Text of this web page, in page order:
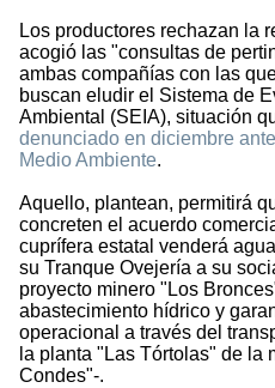
Los productores rechazan la
acogió las "consultas de
ambas compañías con las
buscan eludir el Sistema de
Ambiental (SEIA), situación
denunciado en diciembre
Medio Ambiente.
Aquello, plantean, permitirá
concreten el acuerdo
cuprífera estatal venderá
su Tranque Ovejería a su
proyecto minero "Los
abastecimiento hídrico y
operacional a través del
la planta "Las Tórtolas" de la
Condes"-.